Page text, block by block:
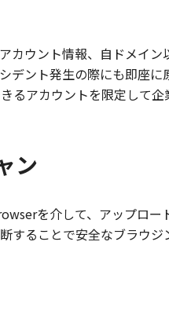
カウント情報、自ドメイ
デント発生の際にも即座に
るアカウントを限定して
ン
を介して、アップロー
することで安全なブラウジ